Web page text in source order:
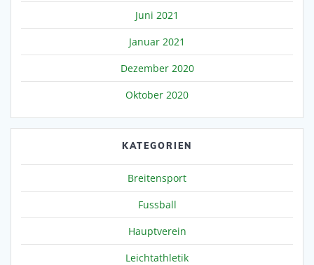
Juni 2021
Januar 2021
Dezember 2020
Oktober 2020
KATEGORIEN
Breitensport
Fussball
Hauptverein
Leichtathletik